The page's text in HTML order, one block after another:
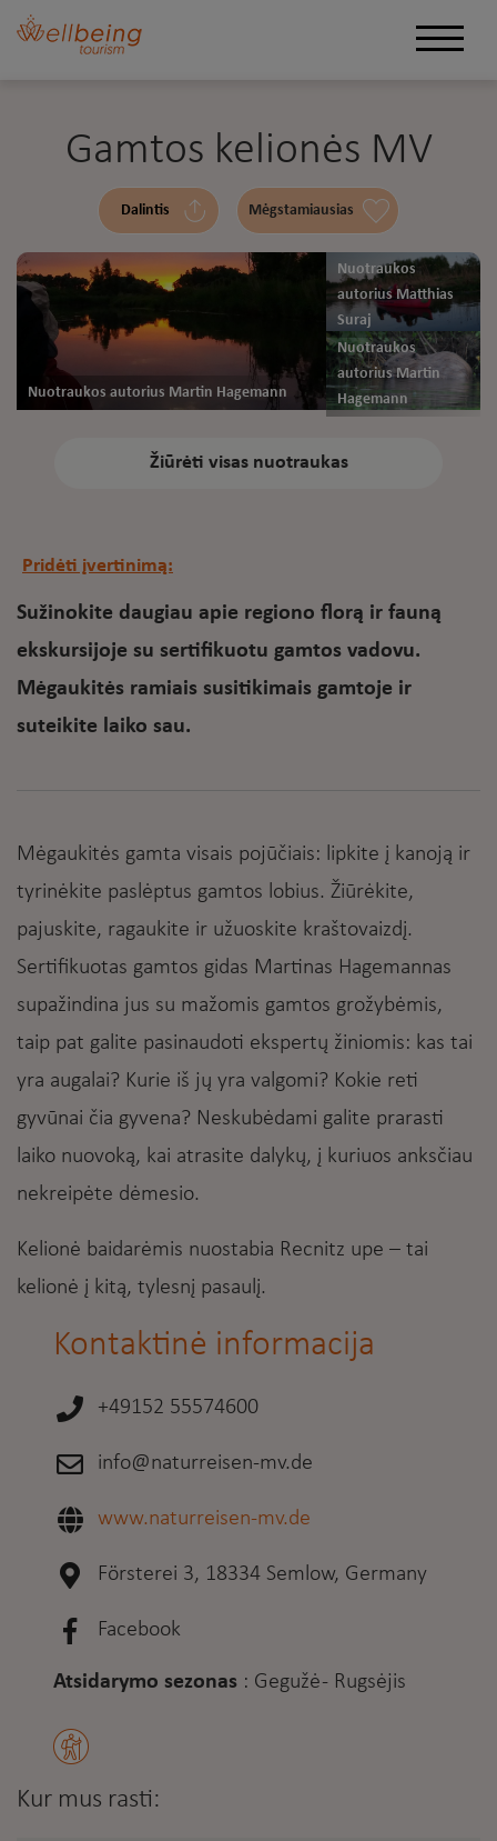
Gamtos kelionės MV
Dalintis Mėgstamiausias
Nuotraukos autorius Martin Hagemann
Nuotraukos
autorius Matthias
Suraj
Nuotraukos
autorius Martin
Hagemann
Žiūrėti visas nuotraukas
Pridėti įvertinimą:
Sužinokite daugiau apie regiono florą ir fauną
ekskursijoje su sertifikuotu gamtos vadovu.
Mėgaukitės ramiais susitikimais gamtoje ir
suteikite laiko sau.
Mėgaukitės gamta visais pojūčiais: lipkite į kanoją ir
tyrinėkite paslėptus gamtos lobius. Žiūrėkite,
pajuskite, ragaukite ir užuoskite kraštovaizdį.
Sertifikuotas gamtos gidas Martinas Hagemannas
supažindina jus su mažomis gamtos grožybėmis,
taip pat galite pasinaudoti ekspertų žiniomis: kas tai
yra augalai? Kurie iš jų yra valgomi? Kokie reti
gyvūnai čia gyvena? Neskubėdami galite prarasti
laiko nuovoką, kai atrasite dalykų, į kuriuos anksčiau
nekreipėte dėmesio.
Kelionė baidarėmis nuostabia Recnitz upe – tai
kelionė į kitą, tylesnį pasaulį.
Kontaktinė informacija
+49152 55574600
info@naturreisen-mv.de
www.naturreisen-mv.de
Försterei 3, 18334 Semlow, Germany
Facebook
Atsidarymo sezonas : Gegužė - Rugsėjis
Kur mus rasti: